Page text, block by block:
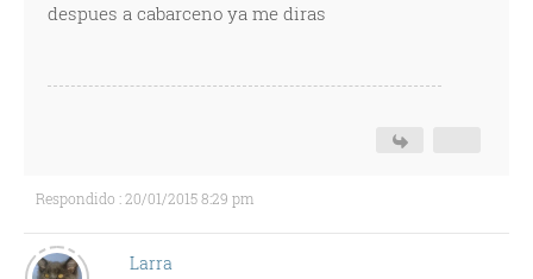
despues a cabarceno ya me diras
Respondido : 20/01/2015 8:29 pm
Larra